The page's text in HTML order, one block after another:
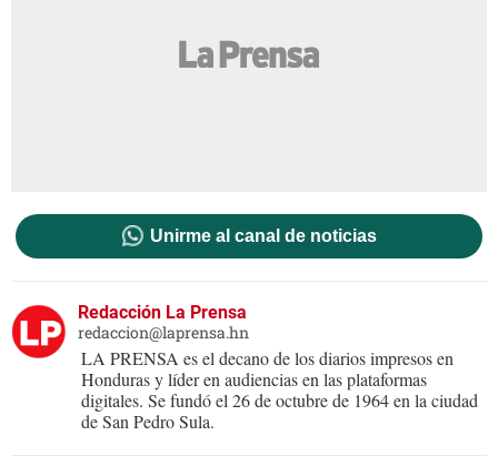
Unirme al canal de noticias
Redacción La Prensa
redaccion@laprensa.hn
LA PRENSA es el decano de los diarios impresos en
Honduras y líder en audiencias en las plataformas
digitales. Se fundó el 26 de octubre de 1964 en la ciudad
de San Pedro Sula.